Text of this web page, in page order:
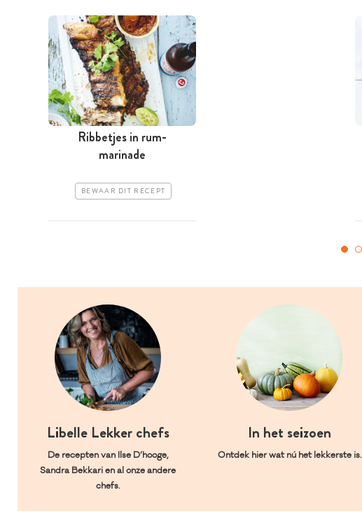
Ribbetjes in rum-
marinade
BEWAAR DIT RECEPT
Libelle Lekker chefs
De recepten van Ilse D’hooge,
Sandra Bekkari en al onze andere
chefs.
In het seizoen
Ontdek hier wat nú het lekkerste is.